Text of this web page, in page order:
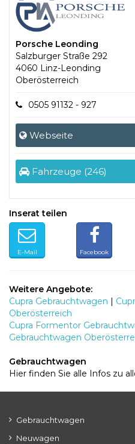
Porsche Leonding
Salzburger Straße 292
4060 Linz-Leonding
Oberösterreich
0505 91132 - 927
Webseite
Fahrzeuge (246)
Inserat teilen
E-Mail Facebook
Weitere Angebote:
Cupra Gebrauchtwagen
Oberösterreich
Cupra Formentor
Gebrauchtwagen
Gebrauchtwagen
Hier finden Sie alle Infos zu
Gebrauchtwagen
Neuwagen